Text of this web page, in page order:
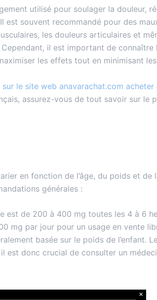
utilisé pour soulager la douleur,
est souvent recommandé pour des
les douleurs articulaires et
il est important de connaître
les effets tout en minimisant
le site web anavarachat.com acheter
assurez-vous de tout savoir sur le
en fonction de l’âge, du poids et de
générales :
est de 200 à 400 mg toutes les 4 à 6
mg par jour pour un usage en vente
basée sur le poids de l’enfant.
est donc crucial de consulter un
×